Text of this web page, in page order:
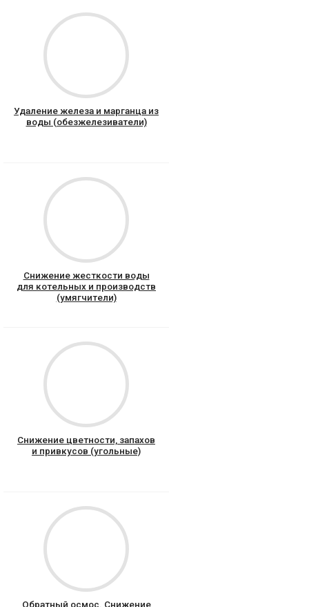
Удаление железа и марганца из
воды (обезжелезиватели)
Снижение жесткости воды
для котельных и производств
(умягчители)
Снижение цветности, запахов
и привкусов (угольные)
Обратный осмос. Снижение